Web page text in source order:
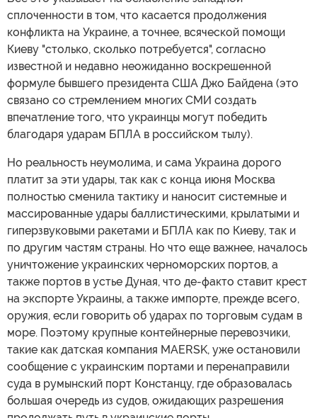
сплоченности в том, что касается продолжения
конфликта на Украине, а точнее, всяческой помощи
Киеву "столько, сколько потребуется", согласно
известной и недавно неожиданно воскрешенной
формуле бывшего президента США Джо Байдена (это
связано со стремлением многих СМИ создать
впечатление того, что украинцы могут победить
благодаря ударам БПЛА в российском тылу).
Но реальность неумолима, и сама Украина дорого
платит за эти удары, так как с конца июня Москва
полностью сменила тактику и наносит системные и
массированные удары баллистическими, крылатыми и
гиперзвуковыми ракетами и БПЛА как по Киеву, так и
по другим частям страны. Но что еще важнее, началось
уничтожение украинских черноморских портов, а
также портов в устье Дуная, что де-факто ставит крест
на экспорте Украины, а также импорте, прежде всего,
оружия, если говорить об ударах по торговым судам в
море. Поэтому крупные контейнерные перевозчики,
такие как датская компания MAERSK, уже остановили
сообщение с украинским портами и перенаправили
суда в румынский порт Констанцу, где образовалась
большая очередь из судов, ожидающих разрешения